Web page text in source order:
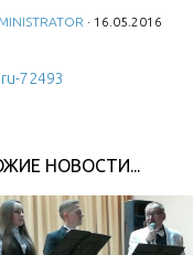
· 16.05.2016
НОВОСТИ...